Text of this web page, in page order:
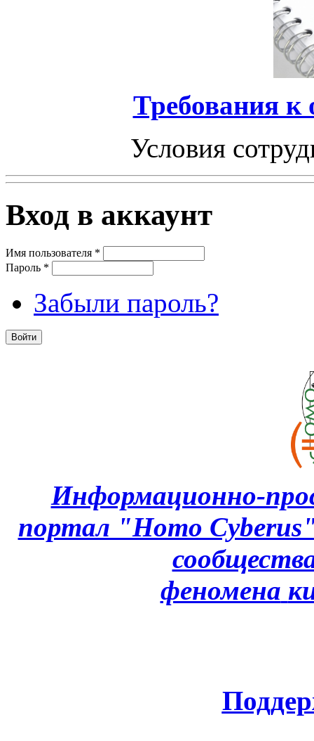
Требования к
Условия
Вход в аккаунт
Имя пользователя *
Пароль *
Забыли пароль?
Информационно-
портал "Homo
феномена